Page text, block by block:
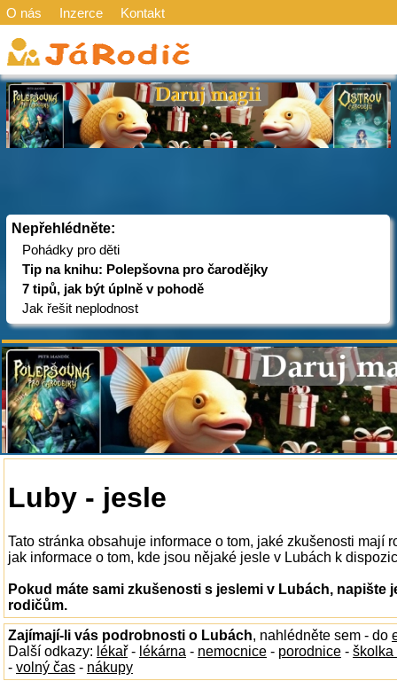
O nás Inzerce Kontakt
Nepřehlédněte:
Pohádky pro děti
Tip na knihu: Polepšovna pro čarodějky
7 tipů, jak být úplně v pohodě
Jak řešit neplodnost
Luby - jesle
Tato stránka obsahuje informace o tom, jaké zkušenosti mají
jak informace o tom, kde jsou nějaké jesle v Lubách k
Pokud máte sami zkušenosti s jeslemi v Lubách, napište
rodičům.
Zajímají-li vás podrobnosti o Lubách, nahlédněte sem - do
Další odkazy: lékař - lékárna - nemocnice - porodnice - školka
- volný čas - nákupy